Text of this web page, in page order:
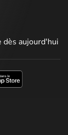
dès aujourd'hui